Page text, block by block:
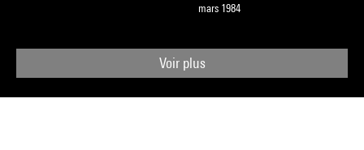
mars 1984
Voir plus